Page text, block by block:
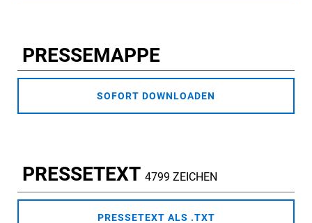
PRESSEMAPPE
SOFORT DOWNLOADEN
PRESSETEXT 4799 ZEICHEN
PRESSETEXT ALS .TXT